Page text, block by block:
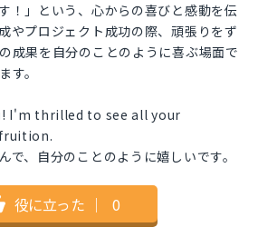
！」という、心からの喜びと感動を伝
やプロジェクト成功の際、頑張りをず
成果を自分のことのように喜ぶ場面で
す。
I'm thrilled to see all your
で、自分のことのように嬉しいです。
役に立った ｜ 0